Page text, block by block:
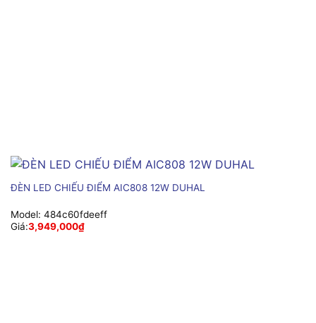
ĐÈN LED CHIẾU ĐIỂM AIC808 12W DUHAL
Model: 484c60fdeeff
Giá:3,949,000₫